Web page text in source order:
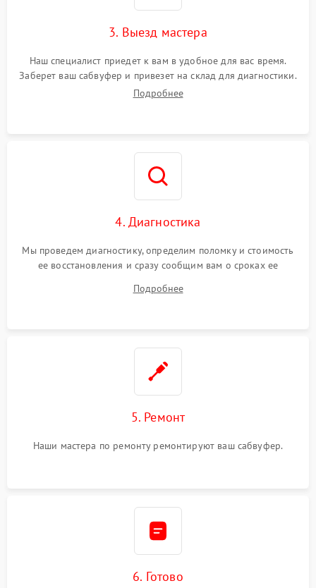
3. Выезд мастера
Наш специалист приедет к вам в удобное для вас время.
Заберет ваш сабвуфер и привезет на склад для диагностики.
Подробнее
4. Диагностика
Мы проведем диагностику, определим поломку и стоимость
ее восстановления и сразу сообщим вам о сроках ее
Подробнее
5. Ремонт
Наши мастера по ремонту ремонтируют ваш сабвуфер.
6. Готово